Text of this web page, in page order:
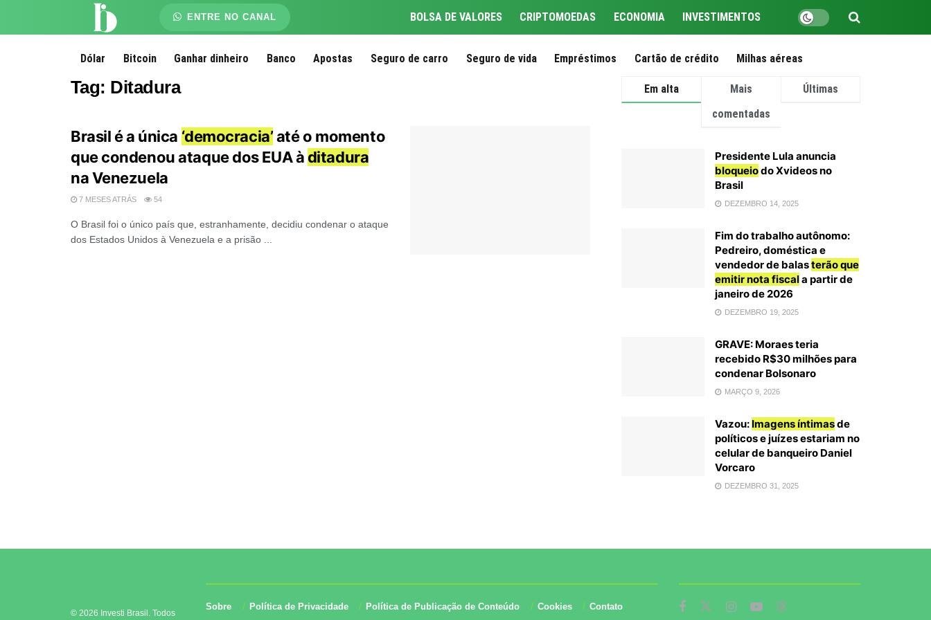
ENTRE NO CANAL BOLSA DE VALORES CRIPTOMOEDAS ECONOMIA INVESTIMENTOS
Dólar Bitcoin Ganhar dinheiro Banco Apostas Seguro de carro Seguro de vida Empréstimos Cartão de crédito Milhas aéreas
Tag: Ditadura
Brasil é a única ‘democracia’até o momento
que condenou ataque dos EUA à ditadura
na Venezuela
7 MESES ATRÁS 54
O Brasil foi o único país que, estranhamente, decidiu condenar o ataque
dos Estados Unidos à Venezuela e a prisão ...
Em alta
Mais
comentadas
Últimas
Presidente Lula anuncia
bloqueiodo Xvideos no
Brasil
DEZEMBRO 14, 2025
Fim do trabalho autônomo:
Pedreiro, doméstica e
vendedor de balasterão que
emitir nota fiscala partir de
janeiro de 2026
DEZEMBRO 19, 2025
GRAVE: Moraes teria
recebido R$30 milhões para
condenar Bolsonaro
MARÇO 9, 2026
Vazou: Imagens íntimasde
políticos e juízes estariam no
celular de banqueiro Daniel
Vorcaro
DEZEMBRO 31, 2025
© 2026 Investi Brasil. Todos
Sobre Política de Privacidade Política de Publicação de Conteúdo Cookies Contato